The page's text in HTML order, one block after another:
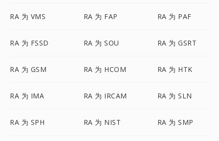
RA 为 VMS RA 为 FAP RA 为 PAF
RA 为 FSSD RA 为 SOU RA 为 GSRT
RA 为 GSM RA 为 HCOM RA 为 HTK
RA 为 IMA RA 为 IRCAM RA 为 SLN
RA 为 SPH RA 为 NIST RA 为 SMP